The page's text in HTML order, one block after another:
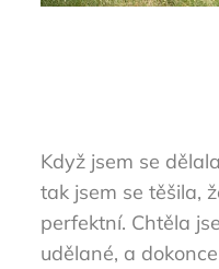
Když jsem se
tak jsem se těšila,
perfektní. Chtěla
udělané, a